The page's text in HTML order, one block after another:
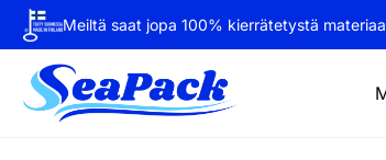
Meiltä saat jopa 100% kierrätetystä